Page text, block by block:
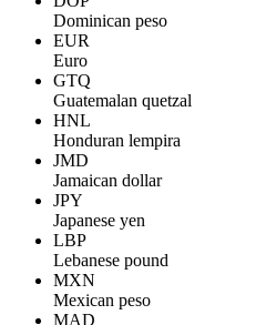
Dominican peso
EUR
Euro
GTQ
Guatemalan quetzal
HNL
Honduran lempira
JMD
Jamaican dollar
JPY
Japanese yen
LBP
Lebanese pound
MXN
Mexican peso
MAD